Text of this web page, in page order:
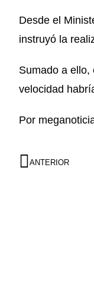
Desde el
instruyó la
Sumado a ello,
velocidad
Por
ANTERIOR